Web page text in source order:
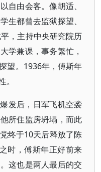
自由会客。像胡适、
生都曾去监狱探望、
，主持中央研究院历
学兼课，事务繁忙，
望。1936年，傅斯年
发后，日军飞机空袭
所住监房坍塌，而此
终于10天后释放了陈
时，傅斯年正好前来
这也是两人最后的交